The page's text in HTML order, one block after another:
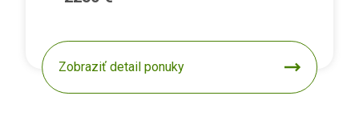
Zobraziť detail ponuky